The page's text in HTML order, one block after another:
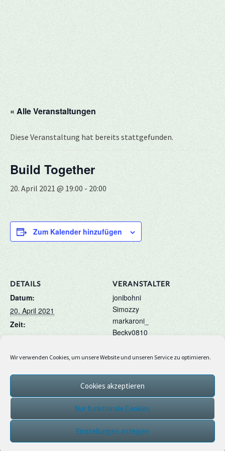
Wir verwenden Cookies, um unsere Website und unseren Service zu optimieren.
Cookies akzeptieren
Nur funktionale Cookies
Einstellungen anzeigen
« Alle Veranstaltungen
Diese Veranstaltung hat bereits stattgefunden.
Build Together
20. April 2021 @ 19:00 - 20:00
Zum Kalender hinzufügen
DETAILS
Datum:
20. April 2021
Zeit:
19:00 - 20:00
VERANSTALTER
jonibohni
Simozzy
markaroni_
Becky0810
Geburtstagsspiele –
Geburtstagsspiele – Colormatch
Stolz präsentiert von WordPress